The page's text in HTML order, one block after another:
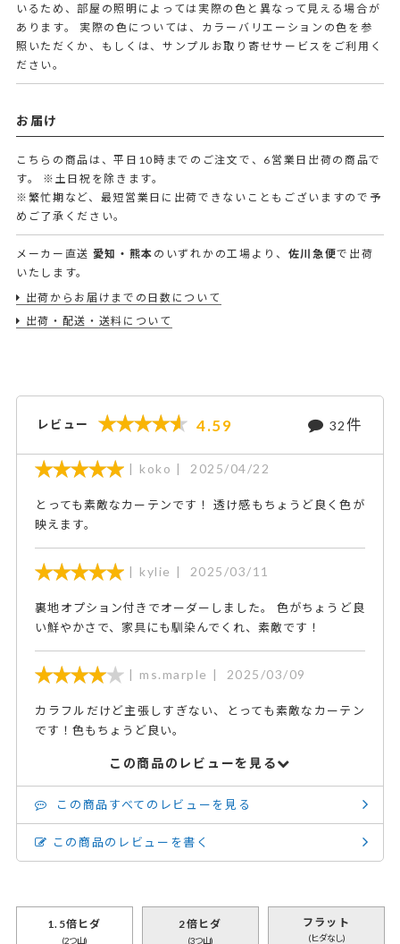
いるため、部屋の照明によっては実際の色と異なって見える場合が
あります。 実際の色については、カラーバリエーションの色を参
照いただくか、もしくは、サンプルお取り寄せサービスをご利用く
ださい。
お届け
こちらの商品は、平日10時までのご注文で、6営業日出荷の商品で
す。
※土日祝を除きます。
※繁忙期など、最短営業日に出荷できないこともございますので予
めご了承ください。
メーカー直送 愛知・熊本 のいずれかの工場より、 佐川急便で出荷
いたします。
出荷からお届けまでの日数について
出荷・配送・送料について
レビュー 4.59 32件
koko 2025/04/22
とっても素敵なカーテンです！ 透け感もちょうど良く色が
映えます。
kylie 2025/03/11
裏地オプション付きでオーダーしました。 色がちょうど良
い鮮やかさで、家具にも馴染んでくれ、素敵です！
ms.marple 2025/03/09
カラフルだけど主張しすぎない、とっても素敵なカーテン
です！色もちょうど良い。
この商品のレビューを見る
この商品すべてのレビューを見る
この商品のレビューを書く
1.5倍ヒダ
(2つ山)
2倍ヒダ
(3つ山)
フラット
(ヒダなし)